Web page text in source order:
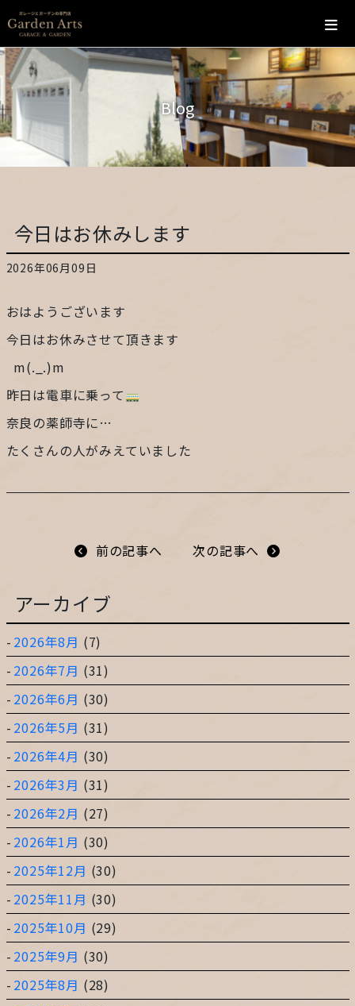
ホーム
会社概要
こだわり
施工実績
お問い合わせ
サイトマップ
片田舎の小さなカフェ ガーデンアーツ
Blog
今日はお休みします
2026年06月09日
おはようございます
今日はお休みさせて頂きます
m(._.)m
昨日は電車に乗って
奈良の薬師寺に…
たくさんの人がみえていました
前の記事へ 次の記事へ
アーカイブ
2026年8月 (7)
2026年7月 (31)
2026年6月 (30)
2026年5月 (31)
2026年4月 (30)
2026年3月 (31)
2026年2月 (27)
2026年1月 (30)
2025年12月 (30)
2025年11月 (30)
2025年10月 (29)
2025年9月 (30)
2025年8月 (28)